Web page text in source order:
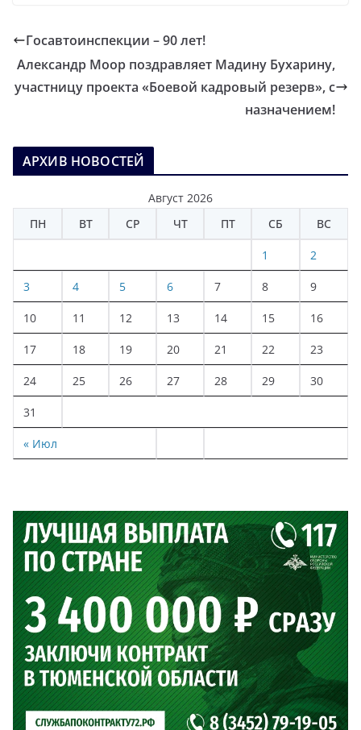
Госавтоинспекции – 90 лет!
Александр Моор поздравляет Мадину Бухарину,
участницу проекта «Боевой кадровый резерв», с
назначением!
АРХИВ НОВОСТЕЙ
Август 2026
ПН
ВТ СР ЧТ ПТ СБ ВС
« Июл
1 2
3 4 5 6 7 8 9
10 11 12 13 14 15 16
17 18 19 20 21 22 23
24 25 26 27 28 29 30
31